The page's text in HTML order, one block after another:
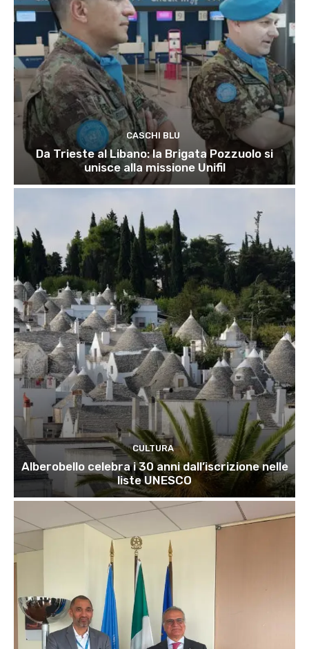
CASCHI BLU
Da Trieste al Libano: la Brigata Pozzuolo si
unisce alla missione Unifil
CULTURA
Alberobello celebra i 30 anni dall’iscrizione nelle
liste UNESCO